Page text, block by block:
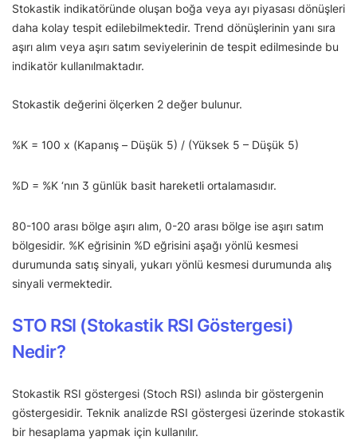
Stokastik indikatöründe oluşan boğa veya ayı piyasası dönüşleri
daha kolay tespit edilebilmektedir. Trend dönüşlerinin yanı sıra
aşırı alım veya aşırı satım seviyelerinin de tespit edilmesinde bu
indikatör kullanılmaktadır.
Stokastik değerini ölçerken 2 değer bulunur.
%K = 100 x (Kapanış – Düşük 5) / (Yüksek 5 – Düşük 5)
%D = %K ‘nın 3 günlük basit hareketli ortalamasıdır.
80-100 arası bölge aşırı alım, 0-20 arası bölge ise aşırı satım
bölgesidir. %K eğrisinin %D eğrisini aşağı yönlü kesmesi
durumunda satış sinyali, yukarı yönlü kesmesi durumunda alış
sinyali vermektedir.
STO RSI (Stokastik RSI Göstergesi)
Nedir?
Stokastik RSI göstergesi (Stoch RSI) aslında bir göstergenin
göstergesidir. Teknik analizde RSI göstergesi üzerinde stokastik
bir hesaplama yapmak için kullanılır.